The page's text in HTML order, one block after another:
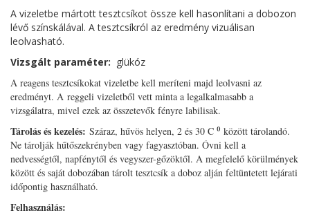
A vizeletbe mártott tesztcsíkot össze kell hasonlítani a dobozon
lévő színskálával. A tesztcsíkról az eredmény vizuálisan
leolvasható.
Vizsgált paraméter: glükóz
A reagens tesztcsíkokat vizeletbe kell meríteni majd leolvasni az
eredményt. A reggeli vizeletből vett minta a legalkalmasabb a
vizsgálatra, mivel ezek az összetevők fényre labilisak.
Tárolás és kezelés: Száraz, hűvös helyen, 2 és 30 C ⁰ között tárolandó.
Ne tárolják hűtőszekrényben vagy fagyasztóban. Óvni kell a
nedvességtől, napfénytől és vegyszer-gőzöktől. A megfelelő körülmények
között és saját dobozában tárolt tesztcsík a doboz alján feltüntetett lejárati
időpontig használható.
Felhasználás: